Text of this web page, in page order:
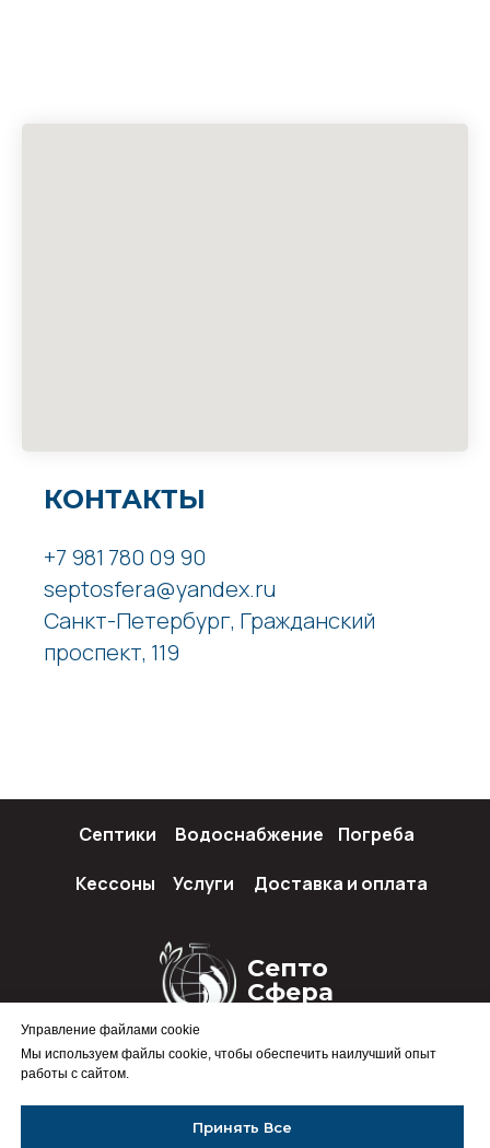
Управление файлами cookie
Мы используем файлы cookie, чтобы обеспечить наилучший опыт
работы с сайтом.
Принять Все
КОНТАКТЫ
+7 981 780 09 90
septosfera@yandex.ru
Санкт-Петербург, Гражданский
проспект, 119
Септо
Сфера
Септики Водоснабжение Погреба
Кессоны Услуги Доставка и оплата
Политика конфиденциальности